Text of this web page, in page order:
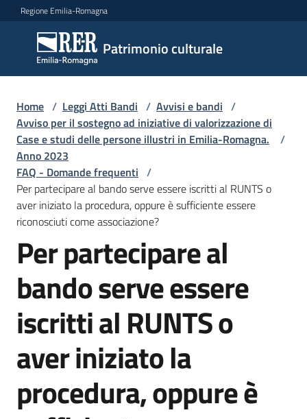
Vai al contenuto
Vai alla navigazione
Vai al footer
Regione Emilia-Romagna
Patrimonio culturale
Patrimonio
culturale
Argomenti
Novità
Servizi
Leggi
Atti
Bandi
Menu selezionato
Piani
Programmi
Progetti
Home / Leggi Atti Bandi / Avvisi e bandi /
Avviso per il sostegno ad iniziative di valorizzazione di
Case e studi delle persone illustri in Emilia-Romagna.
Anno 2023
/
FAQ - Domande frequenti /
Per partecipare al bando serve essere iscritti al RUNTS o
aver iniziato la procedura, oppure è sufficiente essere
riconosciuti come associazione?
Per partecipare al
bando serve essere
iscritti al RUNTS o
aver iniziato la
procedura, oppure è